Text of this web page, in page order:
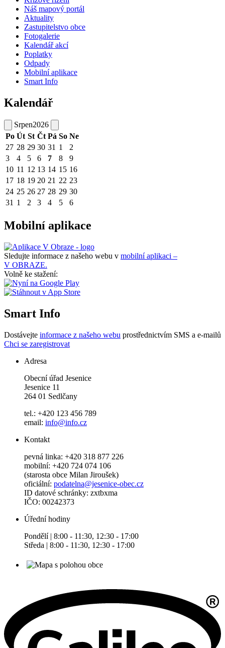
Náš mapový portál
Aktuality
Zastupitelstvo obce
Fotogalerie
Kalendář akcí
Poplatky
Odpady
Mobilní aplikace
Smart Info
Kalendář
Srpen2026
Po Út St Čt Pá So Ne
27 28 29 30 31 1
2
3
4 5 6 7 8
9
10 11 12 13 14 15 16
17 18 19 20 21 22 23
24 25 26 27 28 29 30
31 1 2 3 4 5 6
Mobilní aplikace
Sledujte informace z našeho webu v mobilní aplikaci –
V OBRAZE.
Volně ke stažení:
Smart Info
Dostávejte informace z našeho webu prostřednictvím SMS a e-mailů
Chci se zaregistrovat
Adresa
Obecní úřad Jesenice
Jesenice 11
264 01 Sedlčany
tel.: +420 123 456 789
email: info@info.cz
Kontakt
pevná linka: +420 318 877 226
mobilní: +420 724 074 106
(starosta obce Milan Jiroušek)
oficiální: podatelna@jesenice-obec.cz
ID datové schránky: zxtbxma
IČO: 00242373
Úřední hodiny
Pondělí | 8:00 - 11:30, 12:30 - 17:00
Středa | 8:00 - 11:30, 12:30 - 17:00